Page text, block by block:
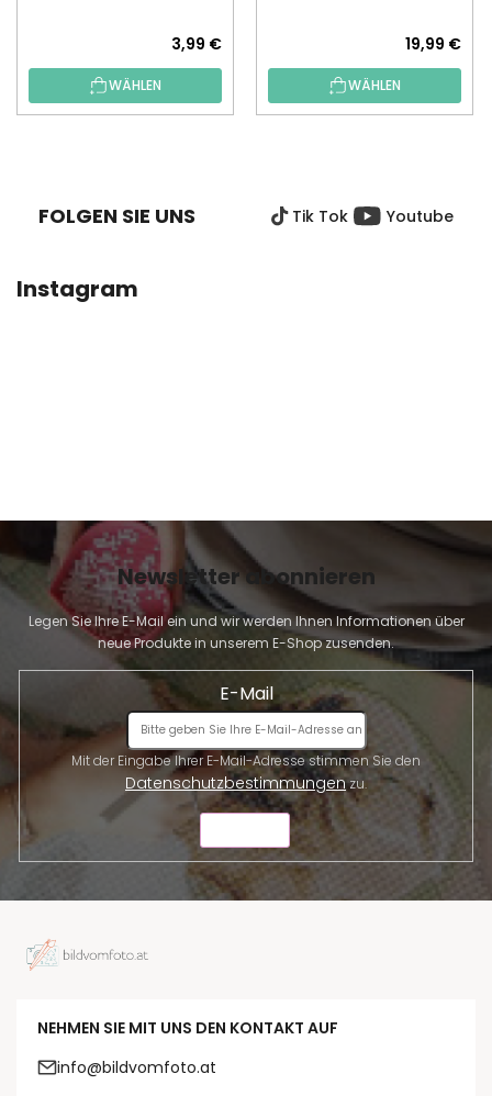
3,99 €
WÄHLEN
19,99 €
WÄHLEN
FOLGEN SIE UNS Tik Tok Youtube
Instagram
Newsletter abonnieren
Legen Sie Ihre E-Mail ein und wir werden Ihnen Informationen über
neue Produkte in unserem E-Shop zusenden.
E-Mail
Datenschutzbestimmungenzu.
NEHMEN SIE MIT UNS DEN KONTAKT AUF
info@bildvomfoto.at